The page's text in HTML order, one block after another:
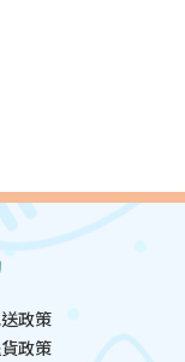
政策
政策